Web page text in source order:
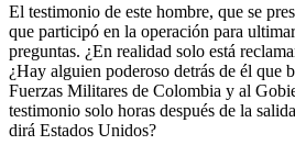
El testimonio de este hombre, que se
que participó en la operación para
preguntas. ¿En realidad solo está
¿Hay alguien poderoso detrás de él que
Fuerzas Militares de Colombia y al
testimonio solo horas después de la
dirá Estados Unidos?